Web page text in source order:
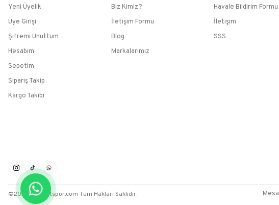
Yeni Üyelik
Üye Girişi
Şifremi Unuttum
Hesabım
Sepetim
Sipariş Takip
Kargo Takibi
Biz Kimiz?
İletişim Formu
Blog
Markalarımız
Havale Bildirim Formu
İletişim
SSS
©2026 / Muratspor.com Tüm Hakları Saklıdır.